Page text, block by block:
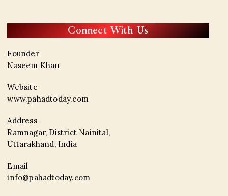
Connect With Us
Founder
Naseem Khan
Website
www.pahadtoday.com
Address
Ramnagar, District Nainital,
Uttarakhand, India
Email
info@pahadtoday.com